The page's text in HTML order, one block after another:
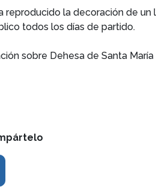
reproducido la decoración de
todos los días de partido.
sobre Dehesa de Santa María